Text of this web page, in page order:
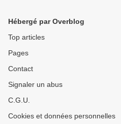
Hébergé par Overblog
Top articles
Pages
Contact
Signaler un abus
C.G.U.
Cookies et données personnelles